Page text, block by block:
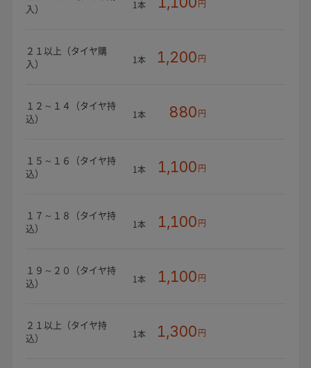
入）
1本 円
２１以上（タイヤ購
入）
1本 1,200円
１２～１４（タイヤ持
込）
1本 880円
１５～１６（タイヤ持
込）
1本 1,100円
１７～１８（タイヤ持
込）
1本 1,100円
１９～２０（タイヤ持
込）
1本 1,100円
２１以上（タイヤ持
込）
1本 1,300円